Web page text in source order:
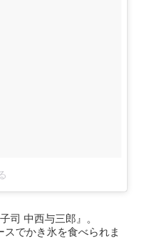
司 中西与三郎』。
でかき氷を食べられま